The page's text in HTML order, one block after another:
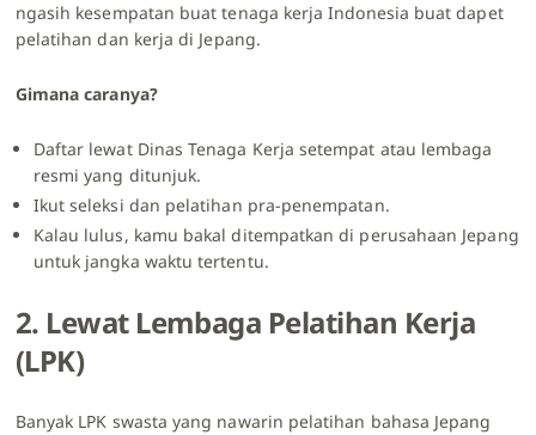
ngasih kesempatan buat tenaga kerja Indonesia buat dapet
pelatihan dan kerja di Jepang.
Gimana caranya?
Daftar lewat Dinas Tenaga Kerja setempat atau lembaga
resmi yang ditunjuk.
Ikut seleksi dan pelatihan pra-penempatan.
Kalau lulus, kamu bakal ditempatkan di perusahaan Jepang
untuk jangka waktu tertentu.
2. Lewat Lembaga Pelatihan Kerja
(LPK)
Banyak LPK swasta yang nawarin pelatihan bahasa Jepang